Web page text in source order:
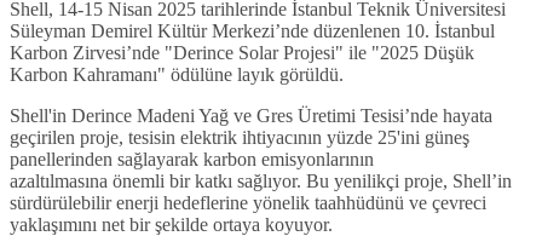
Shell, 14-15 Nisan 2025 tarihlerinde İstanbul Teknik Üniversitesi
Süleyman Demirel Kültür Merkezi’nde düzenlenen 10. İstanbul
Karbon Zirvesi’nde "Derince Solar Projesi" ile "2025 Düşük
Karbon Kahramanı" ödülüne layık görüldü.
Shell'in Derince Madeni Yağ ve Gres Üretimi Tesisi’nde hayata
geçirilen proje, tesisin elektrik ihtiyacının yüzde 25'ini güneş
panellerinden sağlayarak karbon emisyonlarının
azaltılmasına önemli bir katkı sağlıyor. Bu yenilikçi proje, Shell’in
sürdürülebilir enerji hedeflerine yönelik taahhüdünü ve çevreci
yaklaşımını net bir şekilde ortaya koyuyor.